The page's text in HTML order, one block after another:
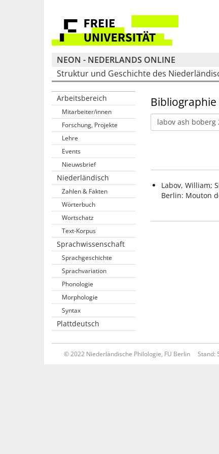
NEON - NEDERLANDS ONLINE
Struktur und Geschichte des
Bibliographie
Labov, William;
Berlin: Mouton
Arbeitsbereich
Mitarbeiter/innen
Forschung, Projekte
Lehre
Events
Nieuwsbrief
Niederländisch
Zahlen & Fakten
Wörterbuch
Wortschatz
Text-Korpus
Sprachwissenschaft
Sprachgeschichte
Sprachvariation
Phonologie
Morphologie
Syntax
Plattdeutsch
© 2022 Niederländische Philologie, FU Berlin Stand: